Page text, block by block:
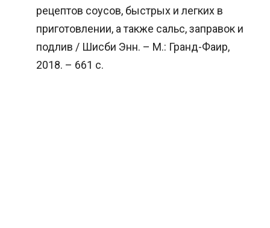
рецептов соусов, быстрых и легких в
приготовлении, а также сальс, заправок и
подлив / Шисби Энн. – М.: Гранд-Фаир,
2018. – 661 c.